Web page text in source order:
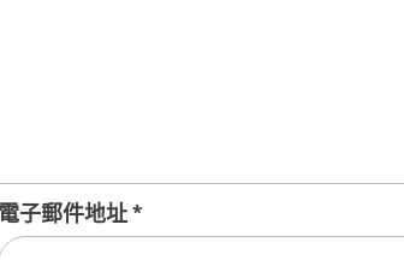
電子郵件地址*